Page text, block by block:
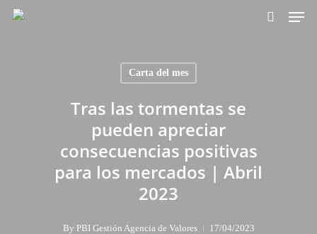
Skip
Menu
Carta del mes
Tras las tormentas se
pueden apreciar
consecuencias positivas
para los mercados | Abril
2023
By PBI Gestión Agencia de Valores
17/04/2023